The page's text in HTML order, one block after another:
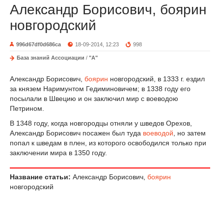
Александр Борисович, боярин
новгородский
996d67df0d686ca 18-09-2014, 12:23 998
База знаний Ассоциации / "А"
Александр Борисович, боярин новгородский, в 1333 г. ездил
за князем Наримунтом Гедиминовичем; в 1338 году его
посылали в Швецию и он заключил мир с воеводою
Петрином.
В 1348 году, когда новгородцы отняли у шведов Орехов,
Александр Борисович посажен был туда воеводой , но затем
попал к шведам в плен, из которого освободился только при
заключении мира в 1350 году.
Название статьи: Александр Борисович, боярин
новгородский